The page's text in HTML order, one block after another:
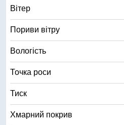
Вітер
Пориви вітру
Вологість
Точка роси
Тиск
Хмарний покрив